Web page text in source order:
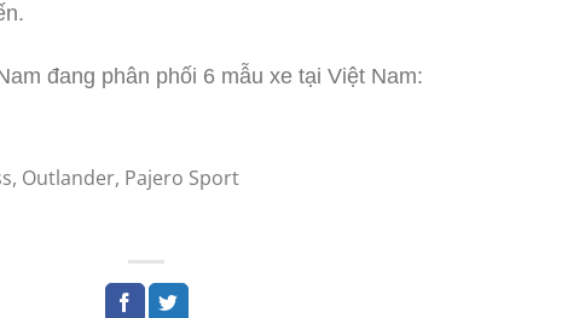
đang phân phối 6 mẫu xe tại Việt Nam:
Outlander, Pajero Sport